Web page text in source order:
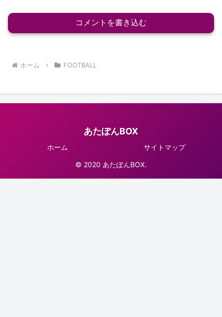
コメントを書き込む
ホーム FOOTBALL
あたぽんBOX
ホーム サイトマップ
© 2020 あたぽんBOX.